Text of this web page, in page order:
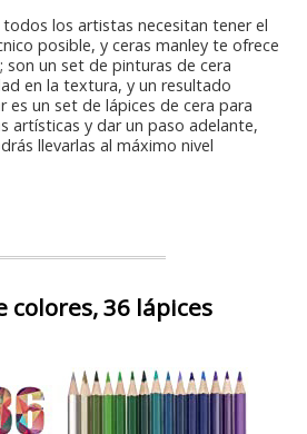
todos los artistas necesitan tener el
posible, y ceras manley te ofrece
son un set de pinturas de cera
en la textura, y un resultado
es un set de lápices de cera para
artísticas y dar un paso adelante,
llevarlas al máximo nivel
colores, 36 lápices